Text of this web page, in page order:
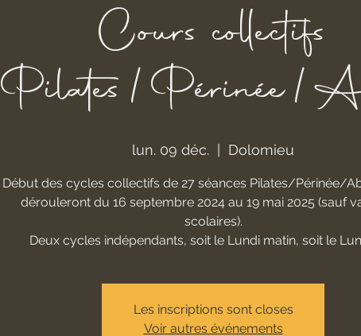
Cours collectifs
Pilates/Périnée/
lun. 09 déc. Dolomieu
Début des cycles collectifs de 27 séances Pilates/Périnée/
dérouleront du 16 septembre 2024 au 19 mai 2025 (sauf
scolaires).
Deux cycles indépendants, soit le Lundi matin, soit le
Les inscriptions sont closes
Voir autres événements